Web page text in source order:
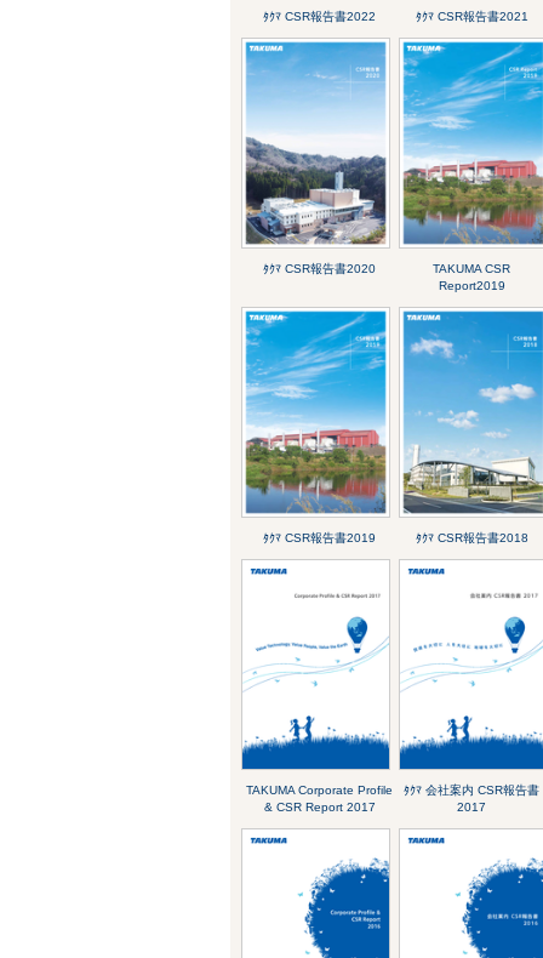
ﾀｸﾏ CSR報告書2022 ﾀｸﾏ CSR報告書2021
ﾀｸﾏ CSR報告書2020
TAKUMA CSR
Report2019
ﾀｸﾏ CSR報告書2019 ﾀｸﾏ CSR報告書2018
TAKUMA Corporate Profile
& CSR Report 2017
ﾀｸﾏ 会社案内 CSR報告書
2017